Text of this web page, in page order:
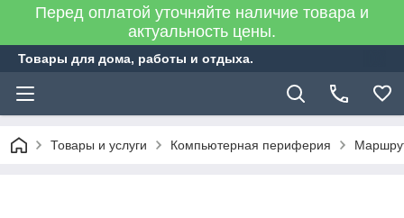
Перед оплатой уточняйте наличие товара и
актуальность цены.
Товары для дома, работы и отдыха.
Товары и услуги Компьютерная периферия